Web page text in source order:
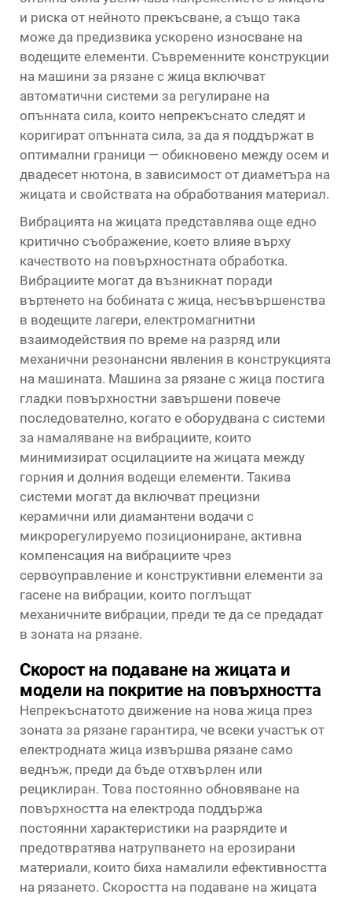
и риска от нейното прекъсване, а също така
може да предизвика ускорено износване на
водещите елементи. Съвременните конструкции
на машини за рязане с жица включват
автоматични системи за регулиране на
опънната сила, които непрекъснато следят и
коригират опънната сила, за да я поддържат в
оптимални граници — обикновено между осем и
двадесет нютона, в зависимост от диаметъра на
жицата и свойствата на обработвания материал.
Вибрацията на жицата представлява още едно
критично съображение, което влияе върху
качеството на повърхностната обработка.
Вибрациите могат да възникнат поради
въртенето на бобината с жица, несъвършенства
в водещите лагери, електромагнитни
взаимодействия по време на разряд или
механични резонансни явления в конструкцията
на машината. Машина за рязане с жица постига
гладки повърхностни завършени повече
последователно, когато е оборудвана с системи
за намаляване на вибрациите, които
минимизират осцилациите на жицата между
горния и долния водещи елементи. Такива
системи могат да включват прецизни
керамични или диамантени водачи с
микрорегулируемо позициониране, активна
компенсация на вибрациите чрез
сервоуправление и конструктивни елементи за
гасене на вибрации, които поглъщат
механичните вибрации, преди те да се предадат
в зоната на рязане.
Скорост на подаване на жицата и
модели на покритие на повърхността
Непрекъснатото движение на нова жица през
зоната за рязане гарантира, че всеки участък от
електродната жица извършва рязане само
веднъж, преди да бъде отхвърлен или
рециклиран. Това постоянно обновяване на
повърхността на електрода поддържа
постоянни характеристики на разрядите и
предотвратява натрупването на ерозирани
материали, които биха намалили ефективността
на рязането. Скоростта на подаване на жицата